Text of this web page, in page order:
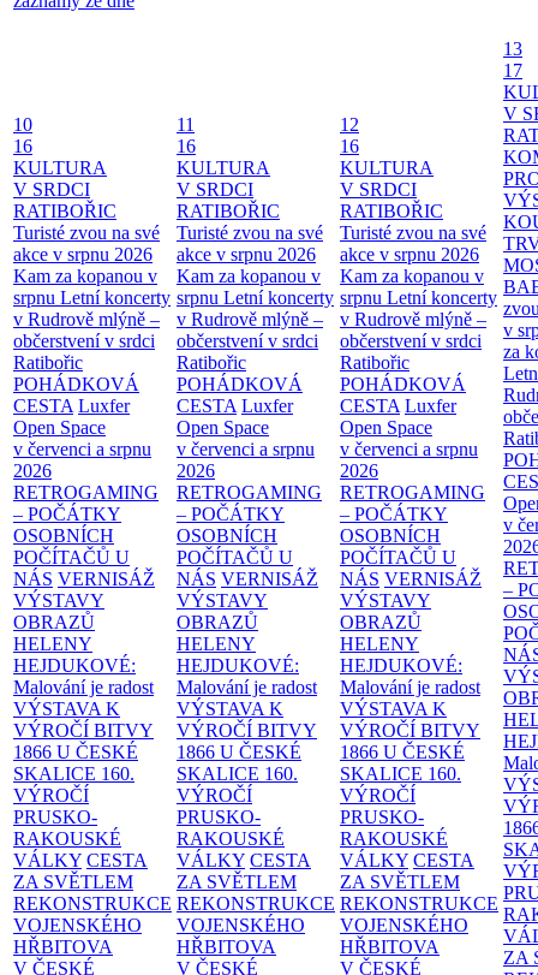
10
16
KULTURA
V SRDCI
RATIBOŘIC
Turisté zvou na své
akce v srpnu 2026
Kam za kopanou v
srpnu Letní koncerty
v Rudrově mlýně –
občerstvení v srdci
Ratibořic
POHÁDKOVÁ
CESTA Luxfer
Open Space
v červenci a srpnu
2026
RETROGAMING
– POČÁTKY
OSOBNÍCH
POČÍTAČŮ U
NÁS VERNISÁŽ
VÝSTAVY
OBRAZŮ
HELENY
HEJDUKOVÉ:
Malování je radost
VÝSTAVA K
VÝROČÍ BITVY
1866 U ČESKÉ
SKALICE 160.
VÝROČÍ
PRUSKO-
RAKOUSKÉ
VÁLKY CESTA
ZA SVĚTLEM
REKONSTRUKCE
VOJENSKÉHO
HŘBITOVA
V ČESKÉ
11
16
KULTURA
V SRDCI
RATIBOŘIC
Turisté zvou na své
akce v srpnu 2026
Kam za kopanou v
srpnu Letní koncerty
v Rudrově mlýně –
občerstvení v srdci
Ratibořic
POHÁDKOVÁ
CESTA Luxfer
Open Space
v červenci a srpnu
2026
RETROGAMING
– POČÁTKY
OSOBNÍCH
POČÍTAČŮ U
NÁS VERNISÁŽ
VÝSTAVY
OBRAZŮ
HELENY
HEJDUKOVÉ:
Malování je radost
VÝSTAVA K
VÝROČÍ BITVY
1866 U ČESKÉ
SKALICE 160.
VÝROČÍ
PRUSKO-
RAKOUSKÉ
VÁLKY CESTA
ZA SVĚTLEM
REKONSTRUKCE
VOJENSKÉHO
HŘBITOVA
V ČESKÉ
12
16
KULTURA
V SRDCI
RATIBOŘIC
Turisté zvou na své
akce v srpnu 2026
Kam za kopanou v
srpnu Letní koncerty
v Rudrově mlýně –
občerstvení v srdci
Ratibořic
POHÁDKOVÁ
CESTA Luxfer
Open Space
v červenci a srpnu
2026
RETROGAMING
– POČÁTKY
OSOBNÍCH
POČÍTAČŮ U
NÁS VERNISÁŽ
VÝSTAVY
OBRAZŮ
HELENY
HEJDUKOVÉ:
Malování je radost
VÝSTAVA K
VÝROČÍ BITVY
1866 U ČESKÉ
SKALICE 160.
VÝROČÍ
PRUSKO-
RAKOUSKÉ
VÁLKY CESTA
ZA SVĚTLEM
REKONSTRUKCE
VOJENSKÉHO
HŘBITOVA
V ČESKÉ
13
17
V
v
za
v
–
ZA